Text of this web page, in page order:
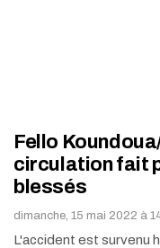
Fello
circulation fait
blessés
dimanche, 15 mai 2022 à
L'accident est survenu